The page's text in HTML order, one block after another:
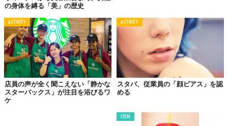
の身体を縛る「美」の歴史
ACTIVITY
店員の声が全く聞こえない「静かな
スターバックス」が注目を浴びるワ
ケ
ACTIVITY
スタバ、従業員の「顔ピアス」を認
める
ITEM